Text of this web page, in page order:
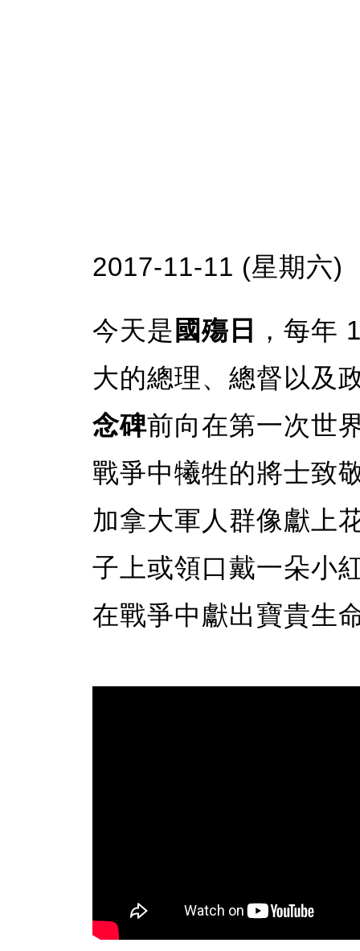
2017-11-11 (星期六)
今天是 國殤日
，每年
大的總理、總督以及
念碑前向在第一次世
戰爭中犧牲的將士致
加拿大軍人群像獻上
子上或領口戴一朵小
在戰爭中獻出寶貴生